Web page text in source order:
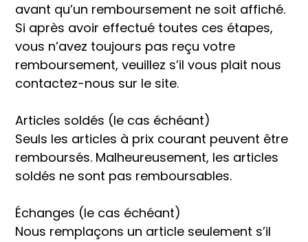
avant qu’un remboursement ne soit affiché.
Si après avoir effectué toutes ces étapes,
vous n’avez toujours pas reçu votre
remboursement, veuillez s’il vous plait nous
contactez-nous sur le site.
Articles soldés (le cas échéant)
Seuls les articles à prix courant peuvent être
remboursés. Malheureusement, les articles
soldés ne sont pas remboursables.
Échanges (le cas échéant)
Nous remplaçons un article seulement s’il